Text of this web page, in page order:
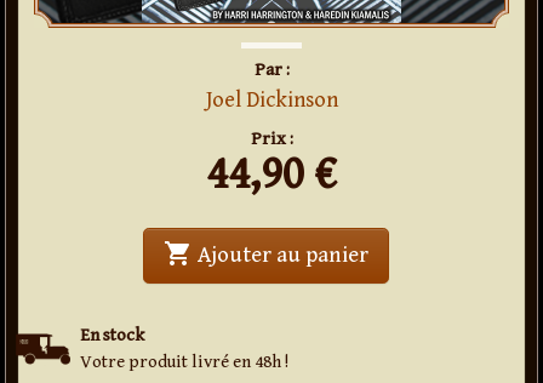
Par :
Joel Dickinson
Prix :
44,90 €
En stock
Votre produit livré en 48h !
shopping_cart Ajouter au panier' . Wallet Hacker